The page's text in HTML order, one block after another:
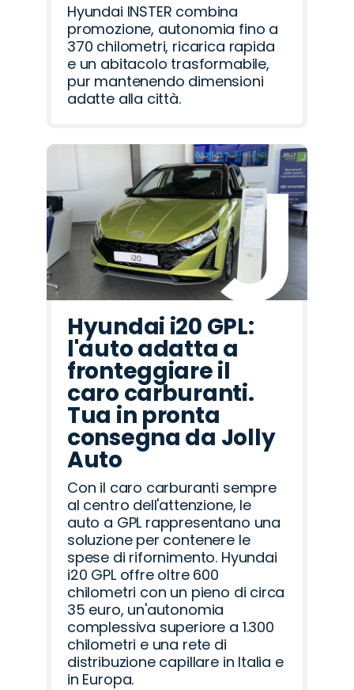
Hyundai INSTER combina
promozione, autonomia fino a
370 chilometri, ricarica rapida
e un abitacolo trasformabile,
pur mantenendo dimensioni
adatte alla città.
Hyundai i20 GPL:
l'auto adatta a
fronteggiare il
caro carburanti.
Tua in pronta
consegna da Jolly
Auto
Con il caro carburanti sempre
al centro dell'attenzione, le
auto a GPL rappresentano una
soluzione per contenere le
spese di rifornimento. Hyundai
i20 GPL offre oltre 600
chilometri con un pieno di circa
35 euro, un'autonomia
complessiva superiore a 1.300
chilometri e una rete di
distribuzione capillare in Italia e
in Europa.